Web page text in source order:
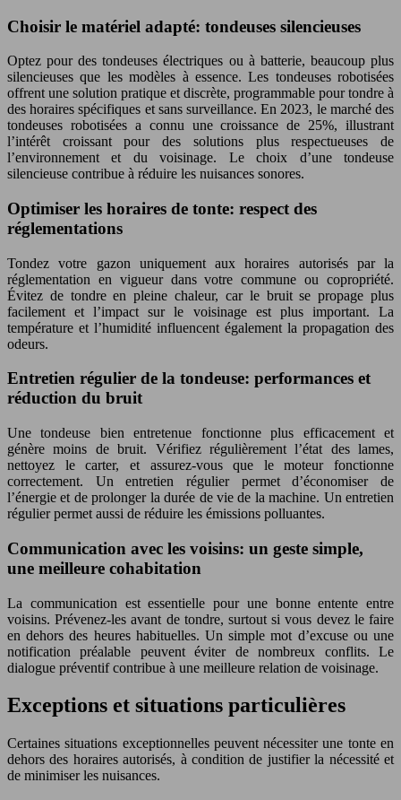
Choisir le matériel adapté: tondeuses silencieuses
Optez pour des tondeuses électriques ou à batterie, beaucoup plus
silencieuses que les modèles à essence. Les tondeuses robotisées
offrent une solution pratique et discrète, programmable pour tondre à
des horaires spécifiques et sans surveillance. En 2023, le marché des
tondeuses robotisées a connu une croissance de 25%, illustrant
l’intérêt croissant pour des solutions plus respectueuses de
l’environnement et du voisinage. Le choix d’une tondeuse
silencieuse contribue à réduire les nuisances sonores.
Optimiser les horaires de tonte: respect des
réglementations
Tondez votre gazon uniquement aux horaires autorisés par la
réglementation en vigueur dans votre commune ou copropriété.
Évitez de tondre en pleine chaleur, car le bruit se propage plus
facilement et l’impact sur le voisinage est plus important. La
température et l’humidité influencent également la propagation des
odeurs.
Entretien régulier de la tondeuse: performances et
réduction du bruit
Une tondeuse bien entretenue fonctionne plus efficacement et
génère moins de bruit. Vérifiez régulièrement l’état des lames,
nettoyez le carter, et assurez-vous que le moteur fonctionne
correctement. Un entretien régulier permet d’économiser de
l’énergie et de prolonger la durée de vie de la machine. Un entretien
régulier permet aussi de réduire les émissions polluantes.
Communication avec les voisins: un geste simple,
une meilleure cohabitation
La communication est essentielle pour une bonne entente entre
voisins. Prévenez-les avant de tondre, surtout si vous devez le faire
en dehors des heures habituelles. Un simple mot d’excuse ou une
notification préalable peuvent éviter de nombreux conflits. Le
dialogue préventif contribue à une meilleure relation de voisinage.
Exceptions et situations particulières
Certaines situations exceptionnelles peuvent nécessiter une tonte en
dehors des horaires autorisés, à condition de justifier la nécessité et
de minimiser les nuisances.